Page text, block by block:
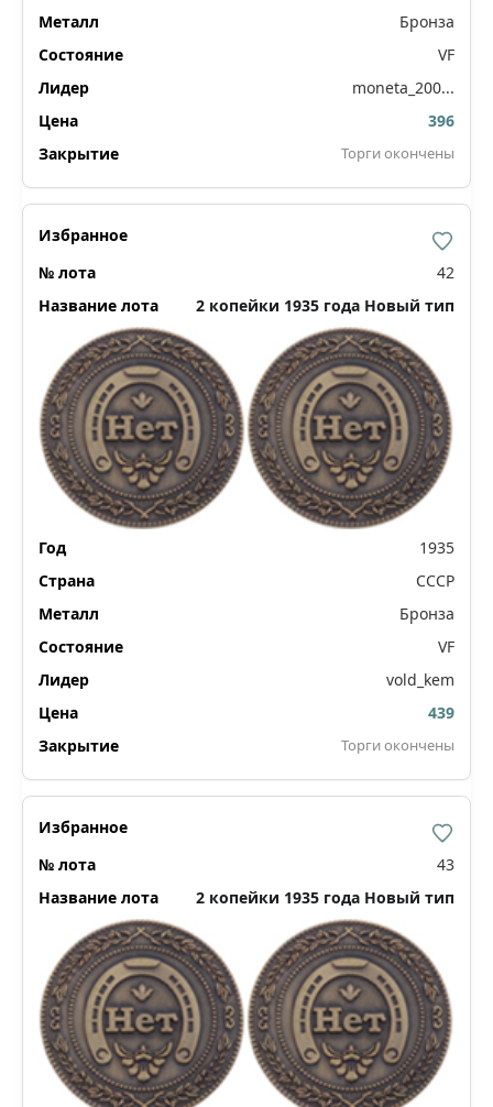
Бронза
VF
moneta_200...
396
Торги окончены
42
2 копейки 1935 года Новый тип
1935
СССР
Бронза
VF
vold_kem
439
Торги окончены
43
2 копейки 1935 года Новый тип